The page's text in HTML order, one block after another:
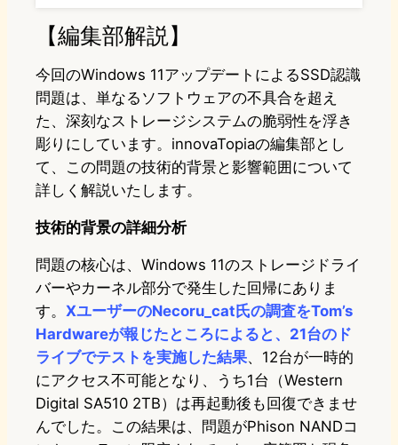
【編集部解説】
今回のWindows 11アップデートによるSSD認識
問題は、単なるソフトウェアの不具合を超え
た、深刻なストレージシステムの脆弱性を浮き
彫りにしています。innovaTopiaの編集部とし
て、この問題の技術的背景と影響範囲について
詳しく解説いたします。
技術的背景の詳細分析
問題の核心は、Windows 11のストレージドライ
バーやカーネル部分で発生した回帰にありま
す。 XユーザーのNecoru_cat氏の調査をTom’s
Hardwareが報じたところによると、21台のド
ライブでテストを実施した結果、12台が一時的
にアクセス不可能となり、うち1台（Western
Digital SA510 2TB）は再起動後も回復できませ
んでした。この結果は、問題がPhison NANDコ